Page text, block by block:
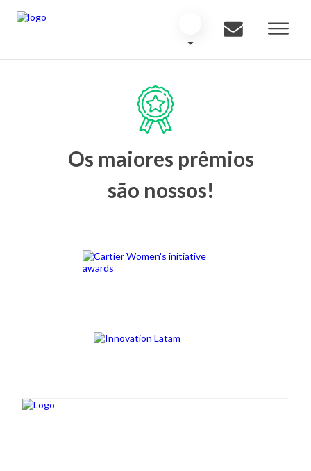
Os maiores prêmios
são nossos!